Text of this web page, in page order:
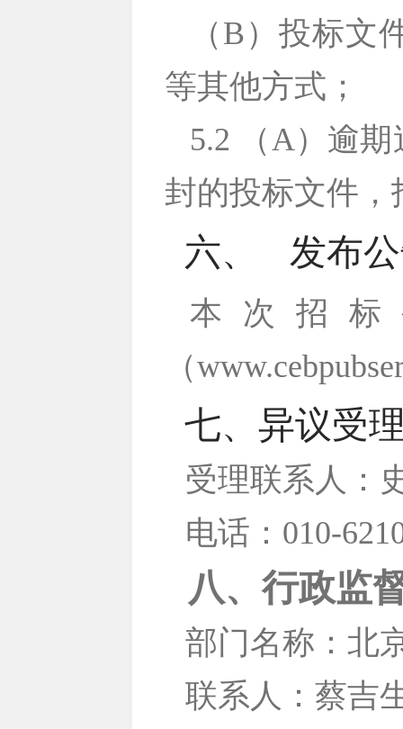
（B）投标
等其他方式；
5.2 （A）逾
封的投标文件
六、 发布
本次招
（
七、异议受
受理联系人：
电话：010-
八、行政监
部门名称：北
联系人：蔡吉